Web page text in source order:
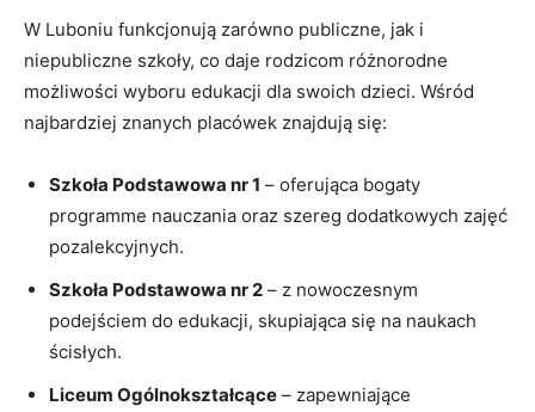
W Luboniu funkcjonują zarówno publiczne, jak i
niepubliczne szkoły, co daje rodzicom różnorodne
możliwości wyboru edukacji dla swoich dzieci. Wśród
najbardziej znanych placówek znajdują się:
Szkoła Podstawowa nr 1 – oferująca bogaty
programme nauczania oraz szereg dodatkowych zajęć
pozalekcyjnych.
Szkoła Podstawowa nr 2 – z nowoczesnym
podejściem do edukacji, skupiająca się na naukach
ścisłych.
Liceum Ogólnokształcące – zapewniające